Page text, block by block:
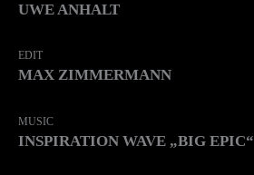
UWE ANHALT
EDIT
MAX ZIMMERMANN
MUSIC
INSPIRATION WAVE „BIG EPIC“